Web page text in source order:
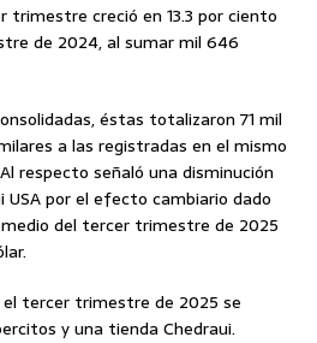
creció en 13.3 por ciento
de 2024, al sumar mil 646
éstas totalizaron 71 mil
a las registradas en el mismo
respecto señaló una disminución
USA por el efecto cambiario dado
del tercer trimestre de 2025
tercer trimestre de 2025 se
y una tienda Chedraui.